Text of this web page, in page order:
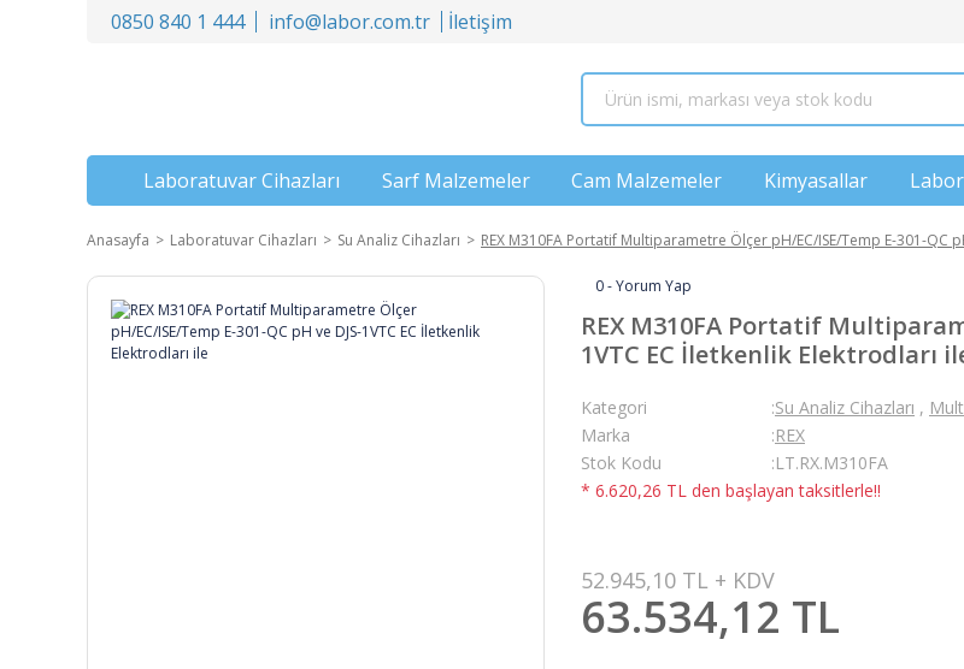
0850 840 1 444 info@labor.com.tr İletişim
Laboratuvar Cihazları Sarf Malzemeler Cam Malzemeler Kimyasallar
Anasayfa Laboratuvar Cihazları Su Analiz Cihazları REX M310FA Portatif Multiparametre Ölçer pH/EC/ISE/Temp E-301-QC
0 - Yorum Yap
REX M310FA Portatif
1VTC EC İletkenlik Elektrodları
Kategori Su Analiz Cihazları ,
Marka
REX
Stok Kodu
LT.RX.M310FA
* 6.620,26 TL den başlayan taksitlerle!!
52.945,10 TL + KDV
63.534,12 TL